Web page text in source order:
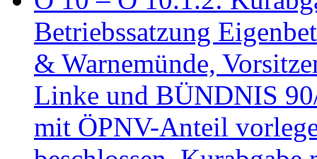
Betriebssatzung
& Warnemünde,
Linke und BÜNDNIS
mit ÖPNV-Anteil